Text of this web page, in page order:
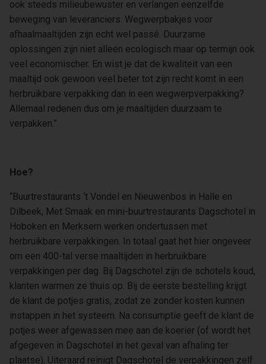
ook steeds milieubewuster en verlangen eenzelfde
beweging van leveranciers. Wegwerpbakjes voor
afhaalmaaltijden zijn echt wel passé. Duurzame
oplossingen zijn niet alleen ecologisch maar op termijn ook
veel economischer. En wist je dat de kwaliteit van een
maaltijd ook gewoon veel beter tot zijn recht komt in een
herbruikbare verpakking dan in een wegwerpverpakking?
Allemaal redenen dus om je maaltijden duurzaam te
verpakken.”
Hoe?
“Buurtrestaurants ‘t Vondel en Nieuwenbos in Halle en
Dilbeek, Met Smaak en mini-buurtrestaurants Dagschotel in
Hoboken en Merksem werken ondertussen met
herbruikbare verpakkingen. In totaal gaat het hier ongeveer
om een 400-tal verse maaltijden in herbruikbare
verpakkingen per dag. Bij Dagschotel zijn de schotels koud,
klanten warmen ze thuis op. Bij de eerste bestelling krijgt
de klant de potjes gratis, zodat ze zonder kosten kunnen
instappen in het systeem. Na consumptie geeft de klant de
potjes weer afgewassen mee aan de koerier (of wordt het
afgegeven in Dagschotel in het geval van afhaling ter
plaatse). Uiteraard reinigt Dagschotel de verpakkingen zelf